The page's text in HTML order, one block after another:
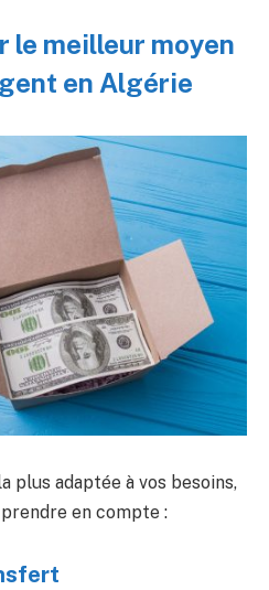
le meilleur moyen
en Algérie
plus adaptée à vos besoins,
en compte :